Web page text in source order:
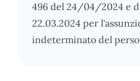
496 del 24/04/2024 e
22.03.2024 per
indeterminato del